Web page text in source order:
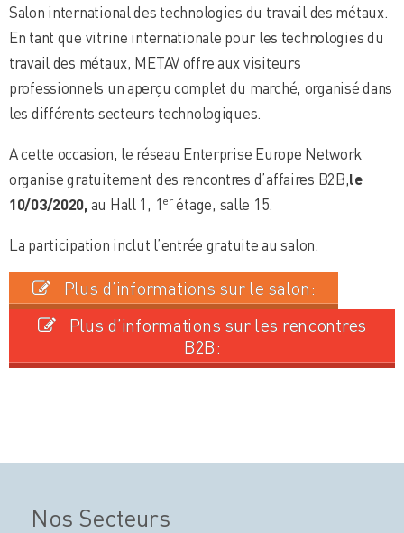
Salon international des technologies du travail des métaux.
En tant que vitrine internationale pour les technologies du
travail des métaux, METAV offre aux visiteurs
professionnels un aperçu complet du marché, organisé dans
les différents secteurs technologiques.
A cette occasion, le réseau Enterprise Europe Network
organise gratuitement des rencontres d’affaires B2B,le
10/03/2020,au Hall 1, 1erétage, salle 15.
La participation inclut l’entrée gratuite au salon.
Plus d’informations sur le salon:
Plus d’informations sur les rencontres
B2B:
Nos Secteurs